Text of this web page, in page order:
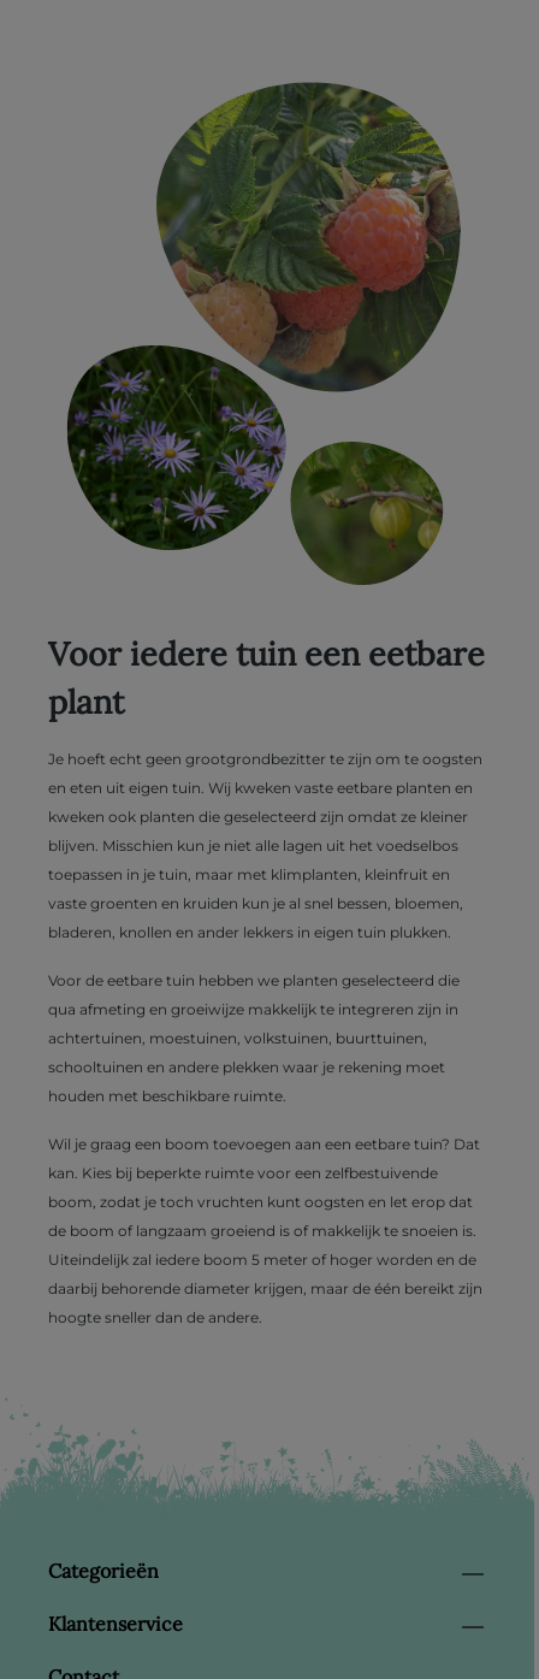
Voor iedere tuin een eetbare
plant
Je hoeft echt geen grootgrondbezitter te zijn om te oogsten
en eten uit eigen tuin. Wij kweken vaste eetbare planten en
kweken ook planten die geselecteerd zijn omdat ze kleiner
blijven. Misschien kun je niet alle lagen uit het voedselbos
toepassen in je tuin, maar met klimplanten, kleinfruit en
vaste groenten en kruiden kun je al snel bessen, bloemen,
bladeren, knollen en ander lekkers in eigen tuin plukken.
Voor de eetbare tuin hebben we planten geselecteerd die
qua afmeting en groeiwijze makkelijk te integreren zijn in
achtertuinen, moestuinen, volkstuinen, buurttuinen,
schooltuinen en andere plekken waar je rekening moet
houden met beschikbare ruimte.
Wil je graag een boom toevoegen aan een eetbare tuin? Dat
kan. Kies bij beperkte ruimte voor een zelfbestuivende
boom, zodat je toch vruchten kunt oogsten en let erop dat
de boom of langzaam groeiend is of makkelijk te snoeien is.
Uiteindelijk zal iedere boom 5 meter of hoger worden en de
daarbij behorende diameter krijgen, maar de één bereikt zijn
hoogte sneller dan de andere.
Categorieën
Klantenservice